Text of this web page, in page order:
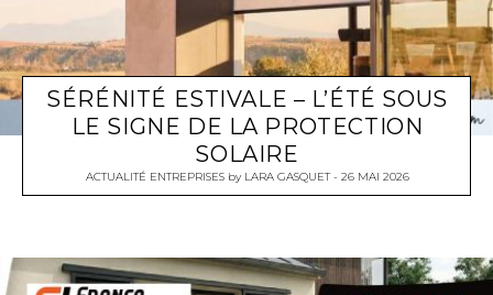
SÉRÉNITÉ ESTIVALE – L’ÉTÉ SOUS
LE SIGNE DE LA PROTECTION
SOLAIRE
ACTUALITÉ ENTREPRISESby LARA GASQUET 26 MAI 2026